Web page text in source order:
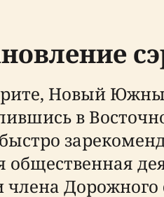
Новый
в